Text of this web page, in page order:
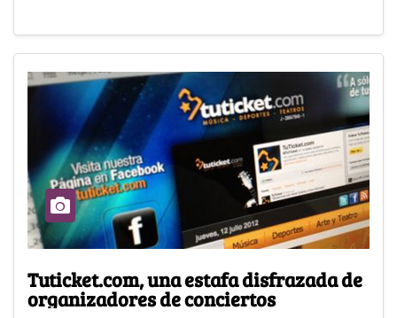
Tuticket.com, una estafa disfrazada de
organizadores de conciertos